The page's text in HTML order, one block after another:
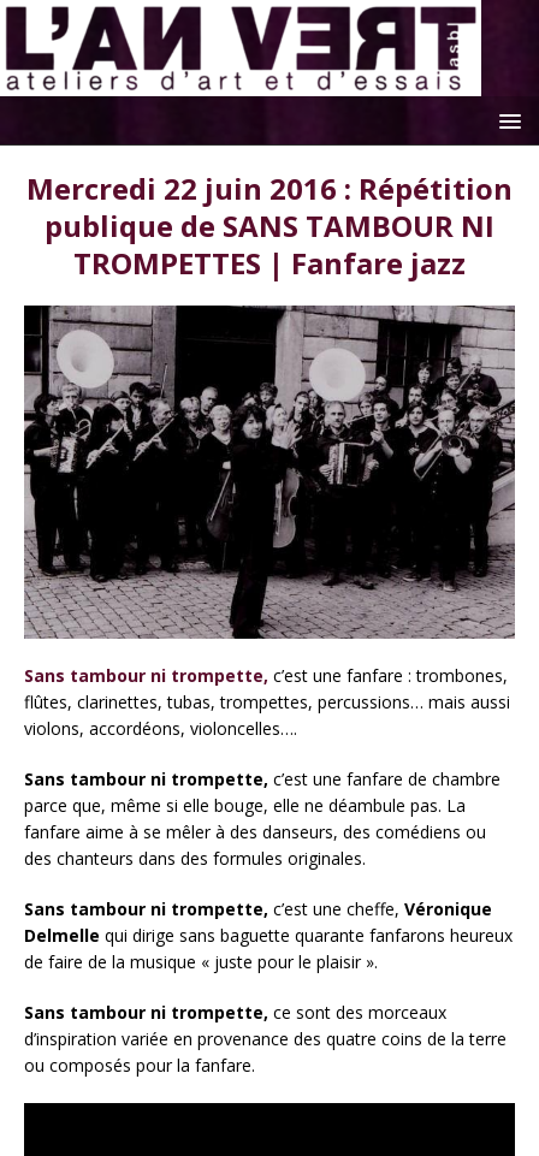
Mercredi 22 juin 2016 : Répétition
publique de SANS TAMBOUR NI
TROMPETTES | Fanfare jazz
Sans tambour ni trompette, c’est une fanfare : trombones,
flûtes, clarinettes, tubas, trompettes, percussions… mais aussi
violons, accordéons, violoncelles….
Sans tambour ni trompette, c’est une fanfare de chambre
parce que, même si elle bouge, elle ne déambule pas. La
fanfare aime à se mêler à des danseurs, des comédiens ou
des chanteurs dans des formules originales.
Sans tambour ni trompette, c’est une cheffe, Véronique
Delmelle qui dirige sans baguette quarante fanfarons heureux
de faire de la musique « juste pour le plaisir ».
Sans tambour ni trompette, ce sont des morceaux
d’inspiration variée en provenance des quatre coins de la terre
ou composés pour la fanfare.